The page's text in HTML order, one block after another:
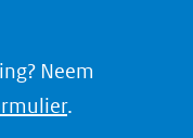
Neem
.